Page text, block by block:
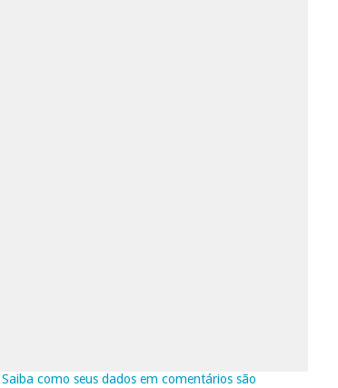
Saiba como seus dados em comentários são